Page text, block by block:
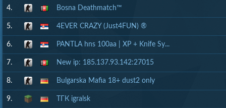
4. Bosna Deathmatch™
5. 4EVER CRAZY (Just4FUN) ®
6. PANTLA hns 100aa | XP + Knife Sy...
7. New ip: 185.137.93.142:27015
8. Bulgarska Mafia 18+ dust2 only
9. ТГК igralsk